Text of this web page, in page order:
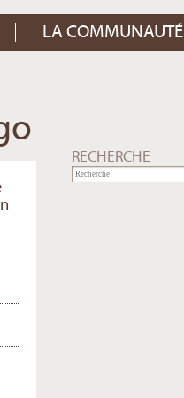
LA COMMUNAUTÉ
RECHERCHE